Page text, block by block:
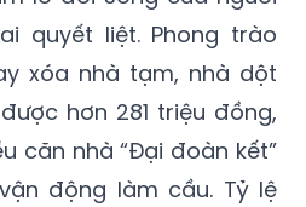
quyết liệt. Phong trào
xóa nhà tạm, nhà dột
hơn 281 triệu đồng,
căn nhà “Đại đoàn kết”
động làm cầu. Tỷ lệ